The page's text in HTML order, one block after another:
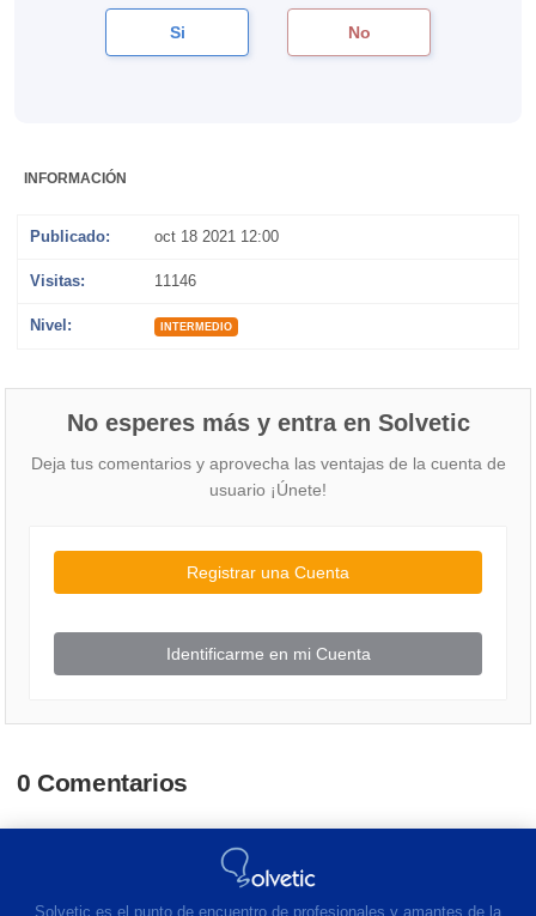
Si No
INFORMACIÓN
Publicado: oct 18 2021 12:00
Visitas: 11146
Nivel: INTERMEDIO
No esperes más y entra en Solvetic
Deja tus comentarios y aprovecha las ventajas de la cuenta de
usuario ¡Únete!
Registrar una Cuenta
Identificarme en mi Cuenta
0 Comentarios
Solvetic es el punto de encuentro de profesionales y amantes de la